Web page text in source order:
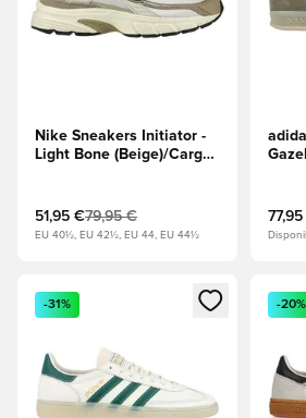
Nike Sneakers Initiator -
Light Bone (Beige)/Cargo
51,95 €79,95 €
EU 40½, EU 42½, EU 44, EU 44½
Apre una finestra modale per
-31%
Apre
-20%